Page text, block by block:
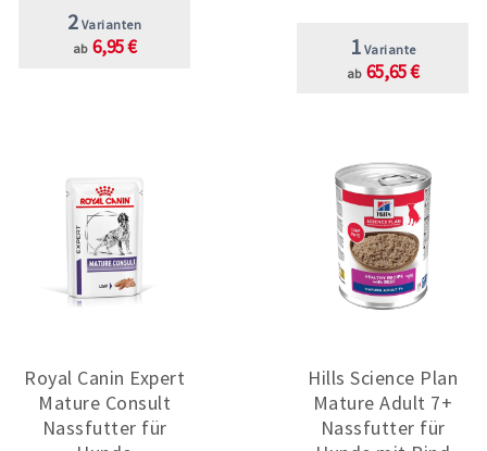
2 Varianten
ab 6,95 € 1 Variante
ab 65,65 €
Royal Canin Expert
Mature Consult
Nassfutter für
Hills Science Plan
Mature Adult 7+
Nassfutter für